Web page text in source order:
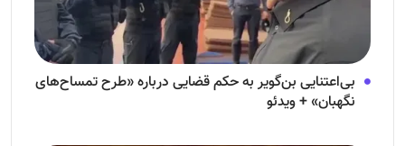
بی‌اعتنایی بن‌گویر به حکم قضایی درباره «طرح تمساح‌های
نگهبان» + ویدئو